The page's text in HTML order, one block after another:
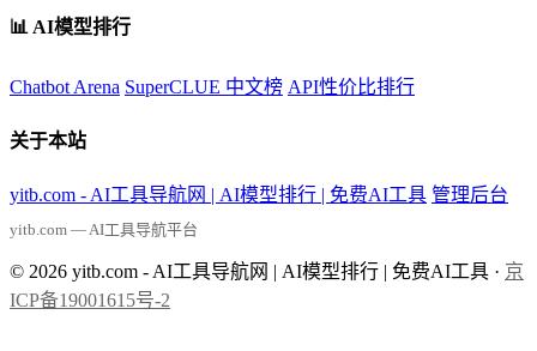
📊 AI模型排行
Chatbot Arena SuperCLUE 中文榜 API性价比排行
关于本站
yitb.com - AI工具导航网 | AI模型排行 | 免费AI工具 管理后台
yitb.com — AI工具导航平台
© 2026 yitb.com - AI工具导航网 | AI模型排行 | 免费AI工具 · 京
ICP备19001615号-2